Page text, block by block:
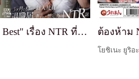
"Your Wife Was the Best" เรื่อง NTR ที่ไม่คาดคิด เขียนบนจดหมายลาออกของพนักงานใหม่ที่ลาออกหลังจาก 3 เดือน โดย Jinguuji Nao
โยชิเนะ ยูริอะ